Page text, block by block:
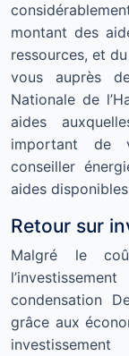
montant des
ressources, et
vous auprès
Nationale de
aides
important de
conseiller
aides
Retour sur
Malgré le
condensation
grâce aux